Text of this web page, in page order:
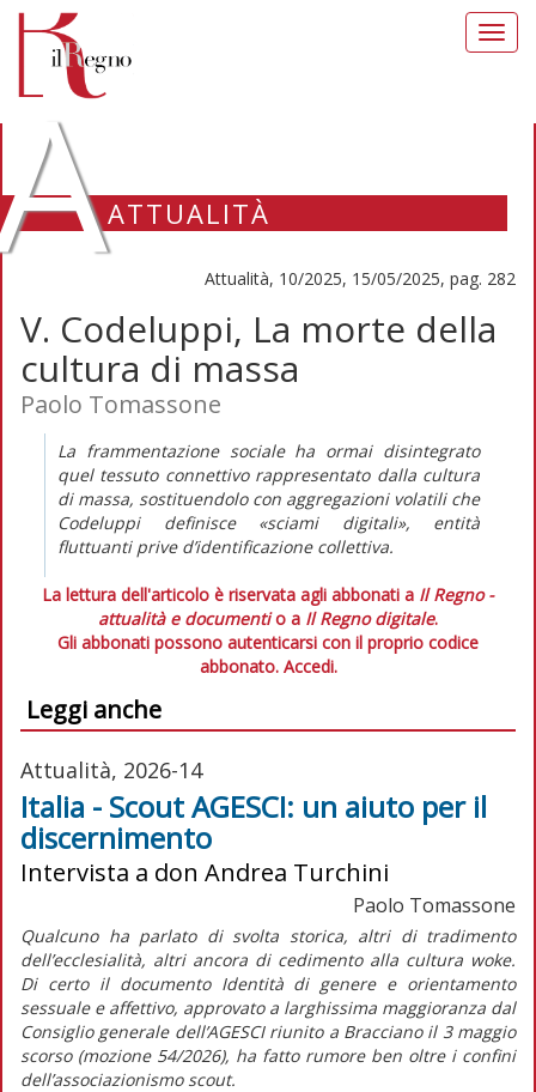
ATTUALITÀ
Attualità, 10/2025, 15/05/2025, pag. 282
V. Codeluppi, La morte della
cultura di massa
Paolo Tomassone
La frammentazione sociale ha ormai disintegrato
quel tessuto connettivo rappresentato dalla cultura
di massa, sostituendolo con aggregazioni volatili che
Codeluppi definisce «sciami digitali», entità
fluttuanti prive d’identificazione collettiva.
La lettura dell'articolo è riservata agli abbonati a Il Regno -
attualità e documentio a Il Regno digitale.
Gli abbonati possono autenticarsi con il proprio codice
abbonato. Accedi.
Leggi anche
Attualità, 2026-14
Italia - Scout AGESCI: un aiuto per il
discernimento
Intervista a don Andrea Turchini
Paolo Tomassone
Qualcuno ha parlato di svolta storica, altri di tradimento
dell’ecclesialità, altri ancora di cedimento alla cultura woke.
Di certo il documento Identità di genere e orientamento
sessuale e affettivo, approvato a larghissima maggioranza dal
Consiglio generale dell’AGESCI riunito a Bracciano il 3 maggio
scorso (mozione 54/2026), ha fatto rumore ben oltre i confini
dell’associazionismo scout.